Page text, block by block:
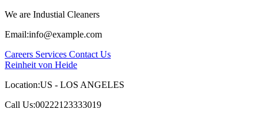
We are Industial Cleaners
Email:info@example.com
Careers Services Contact Us
Reinheit von Heide
Location:US - LOS ANGELES
Call Us:00222123333019